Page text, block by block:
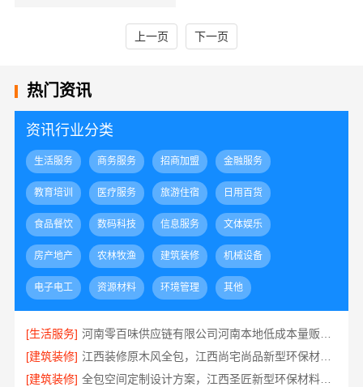
上一页 下一页
热门资讯
资讯行业分类
生活服务 商务服务 招商加盟 金融服务
教育培训 医疗服务 旅游住宿 日用百货
食品餐饮 数码科技 信息服务 文体娱乐
房产地产 农林牧渔 建筑装修 机械设备
电子电工 资源材料 环境管理 其他
[生活服务]
[建筑装修]
江西装修原木风全包，江西尚宅尚品新型环保材料有限公司
[建筑装修]
全包空间定制设计方案，江西圣匠新型环保材料有限公司